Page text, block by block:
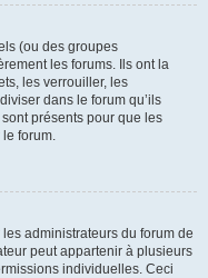
(ou des groupes
les forums. Ils ont la
les verrouiller, les
dans le forum qu’ils
présents pour que les
forum.
administrateurs du forum de
peut appartenir à plusieurs
individuelles. Ceci